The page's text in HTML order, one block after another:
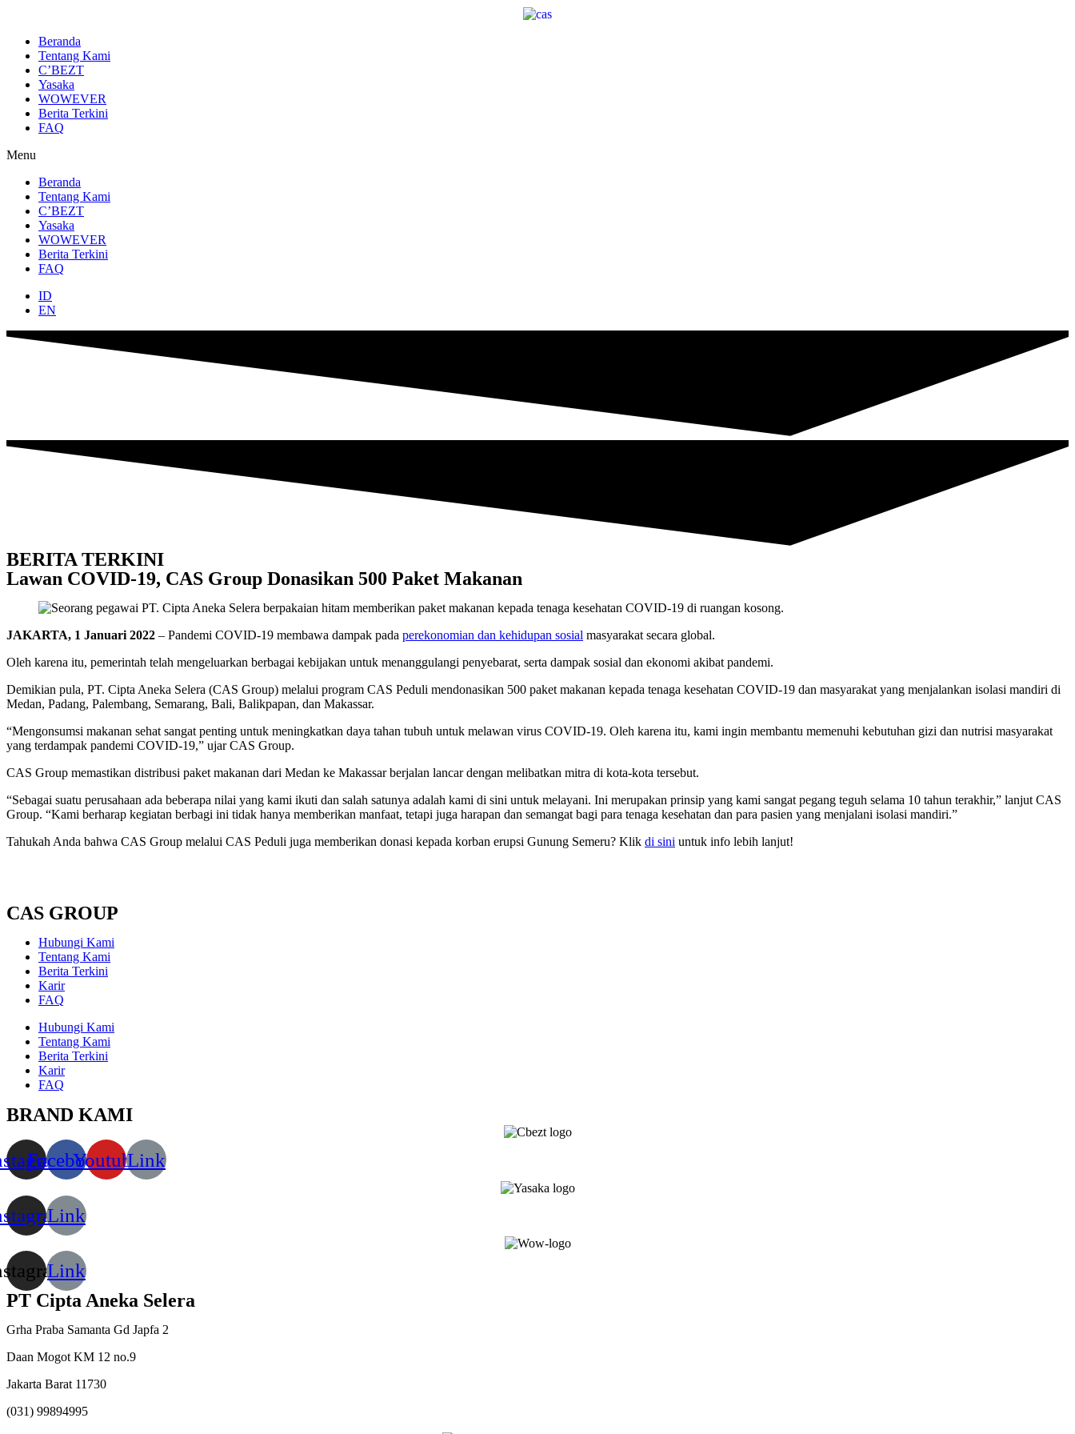
kontenBeranda
Tentang Kami
C’BEZT
Yasaka
WOWEVER
Berita Terkini
FAQ
Menu
Beranda
Tentang Kami
C’BEZT
Yasaka
WOWEVER
Berita Terkini
FAQ
ID
EN
BERITA TERKINI
Lawan COVID-19, CAS Group Donasikan 500 Paket Makanan
JAKARTA, 1 Januari 2022 – Pandemi COVID-19 membawa dampak pada perekonomian dan kehidupan sosial masyarakat secara global.
Oleh karena itu, pemerintah telah mengeluarkan berbagai kebijakan untuk menanggulangi penyebarat, serta dampak sosial dan ekonomi akibat pandemi.
Demikian pula, PT. Cipta Aneka Selera (CAS Group) melalui program CAS Peduli mendonasikan 500 paket makanan kepada tenaga kesehatan COVID-19 dan masyarakat yang menjalankan isolasi mandiri di
Medan, Padang, Palembang, Semarang, Bali, Balikpapan, dan Makassar.
“Mengonsumsi makanan sehat sangat penting untuk meningkatkan daya tahan tubuh untuk melawan virus COVID-19. Oleh karena itu, kami ingin membantu memenuhi kebutuhan gizi dan nutrisi masyarakat
yang terdampak pandemi COVID-19,” ujar CAS Group.
CAS Group memastikan distribusi paket makanan dari Medan ke Makassar berjalan lancar dengan melibatkan mitra di kota-kota tersebut.
“Sebagai suatu perusahaan ada beberapa nilai yang kami ikuti dan salah satunya adalah kami di sini untuk melayani. Ini merupakan prinsip yang kami sangat pegang teguh selama 10 tahun terakhir,” lanjut CAS
Group. “Kami berharap kegiatan berbagi ini tidak hanya memberikan manfaat, tetapi juga harapan dan semangat bagi para tenaga kesehatan dan para pasien yang menjalani isolasi mandiri.”
Tahukah Anda bahwa CAS Group melalui CAS Peduli juga memberikan donasi kepada korban erupsi Gunung Semeru? Klik di sini untuk info lebih lanjut!
CAS GROUP
Hubungi Kami
Tentang Kami
Berita Terkini
Karir
FAQ
Hubungi Kami
Tentang Kami
Berita Terkini
Karir
FAQ
BRAND KAMI
FacebookYoutubeLink
Link
Link
PT Cipta Aneka Selera
Grha Praba Samanta Gd Japfa 2
Daan Mogot KM 12 no.9
Jakarta Barat 11730
(031) 99894995